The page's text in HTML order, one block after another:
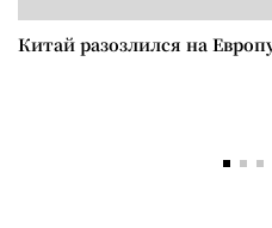
Китай разозлился на